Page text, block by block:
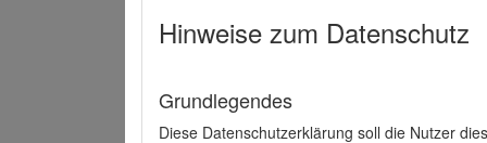
Hinweise zum Datenschutz
Grundlegendes
Diese Datenschutzerklärung soll die Nutzer